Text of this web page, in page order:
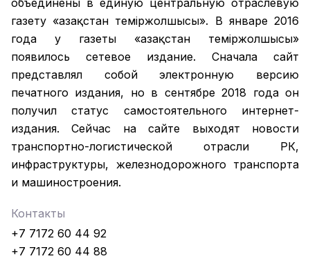
газету «Қазақстан темiржолшысы». В январе 2016
года у газеты «Қазақстан теміржолшысы»
появилось сетевое издание. Сначала сайт
представлял собой электронную версию
печатного издания, но в сентябре 2018 года он
получил статус самостоятельного интернет-
издания. Сейчас на сайте выходят новости
транспортно-логистической отрасли РК,
инфраструктуры, железнодорожного транспорта
и машиностроения.
Контакты
+7 7172 60 44 92
+7 7172 60 44 88